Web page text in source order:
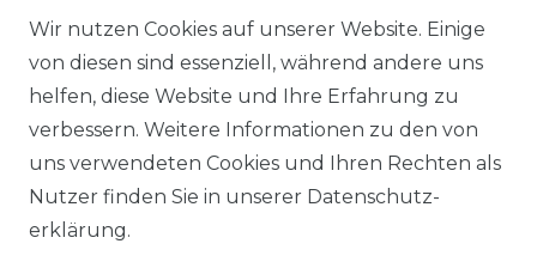
Wir nutzen Cookies auf unserer Website. Einige
von diesen sind essenziell, während andere uns
helfen, diese Website und Ihre Erfahrung zu
verbessern. Weitere Informationen zu den von
uns verwendeten Cookies und Ihren Rechten als
Nutzer finden Sie in unserer Daten­schutz­
erklärung.